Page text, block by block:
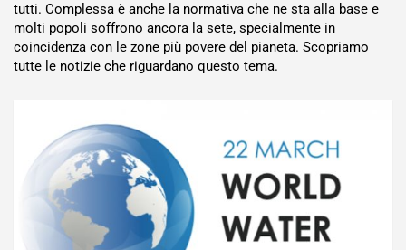
tutti. Complessa è anche la normativa che ne sta alla base e
molti popoli soffrono ancora la sete, specialmente in
coincidenza con le zone più povere del pianeta. Scopriamo
tutte le notizie che riguardano questo tema.